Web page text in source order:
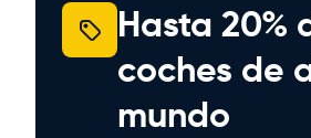
Hasta 20%
coches de
mundo